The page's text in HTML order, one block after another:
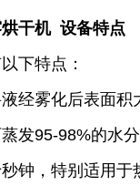
干机 设备特点
下特点：
经雾化后表面积
发95-98%的水
钟，特别适用于